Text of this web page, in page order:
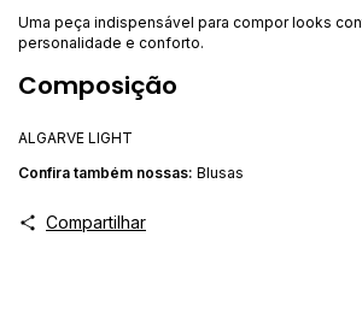
Uma peça indispensável para compor looks
personalidade e conforto.
Composição
ALGARVE LIGHT
Confira também nossas: Blusas
Compartilhar